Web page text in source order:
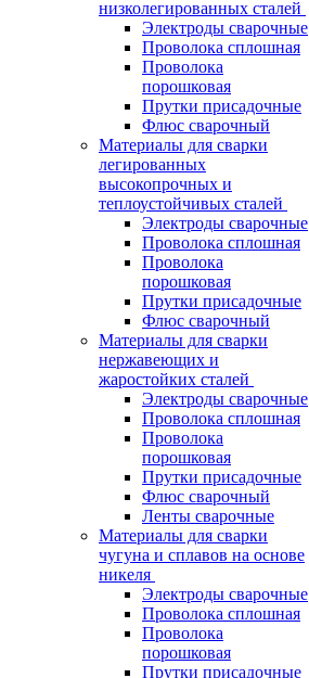
низколегированных сталей
Электроды сварочные
Проволока сплошная
Проволока
порошковая
Прутки присадочные
Флюс сварочный
Материалы для сварки
легированных
высокопрочных и
теплоустойчивых сталей
Электроды сварочные
Проволока сплошная
Проволока
порошковая
Прутки присадочные
Флюс сварочный
Материалы для сварки
нержавеющих и
жаростойких сталей
Электроды сварочные
Проволока сплошная
Проволока
порошковая
Прутки присадочные
Флюс сварочный
Ленты сварочные
Материалы для сварки
чугуна и сплавов на основе
никеля
Электроды сварочные
Проволока сплошная
Проволока
порошковая
Прутки присадочные